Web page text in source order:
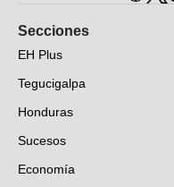
Secciones
EH Plus
Tegucigalpa
Honduras
Sucesos
Economía